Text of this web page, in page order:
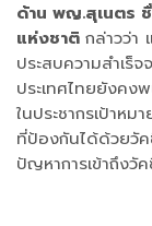
ด้าน พญ.สุเนตร
แห่งชาติ กล่าวว่า
ประสบความสำเร็
ประเทศไทยยังค
ในประชากรเป้าห
ที่ป้องกันได้ด้วยวั
ปัญหาการเข้าถึงวั